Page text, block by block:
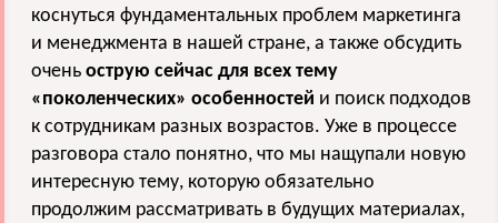
коснуться фундаментальных проблем маркетинга
и менеджмента в нашей стране, а также обсудить
очень острую сейчас для всех тему
«поколенческих» особенностей и поиск подходов
к сотрудникам разных возрастов. Уже в процессе
разговора стало понятно, что мы нащупали новую
интересную тему, которую обязательно
продолжим рассматривать в будущих материалах,